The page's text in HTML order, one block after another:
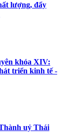
lượng, đẩy
khóa XIV:
triển kinh tế -
uỷ Thái